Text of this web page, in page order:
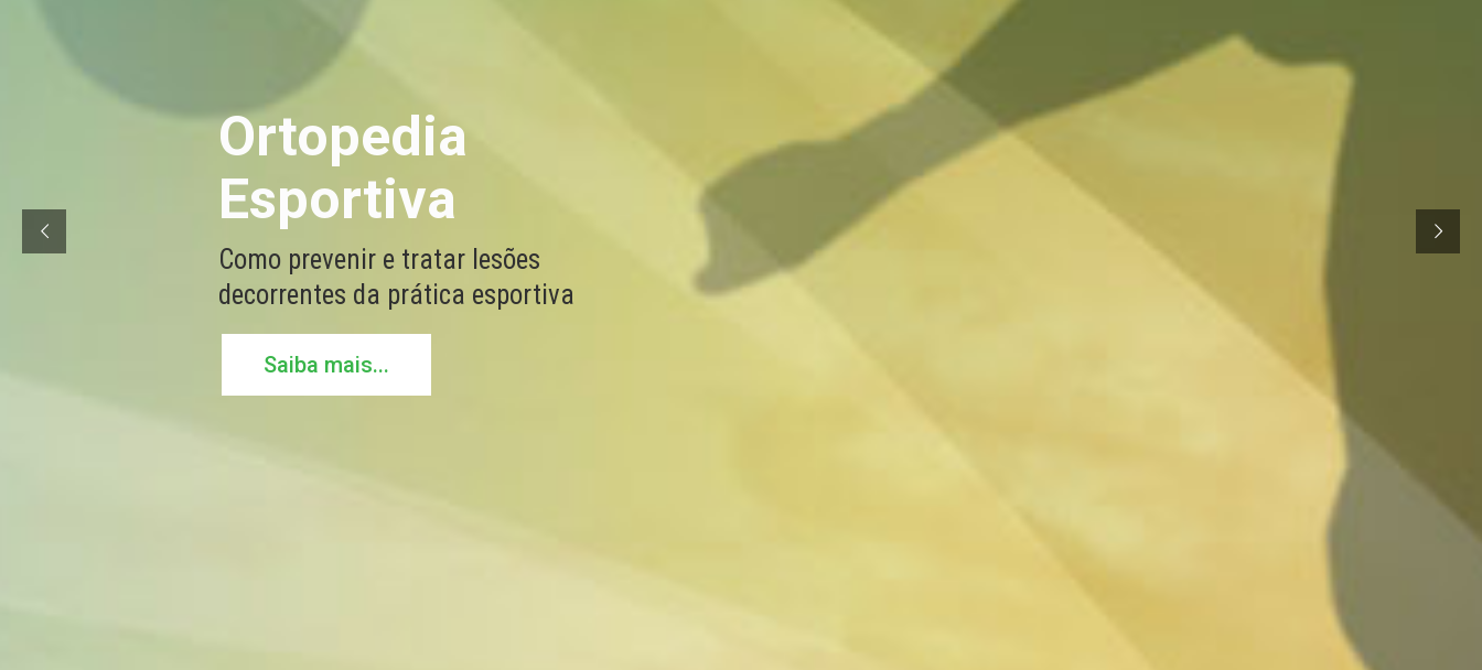
Como prevenir e tratar lesões
decorrentes da prática esportiva